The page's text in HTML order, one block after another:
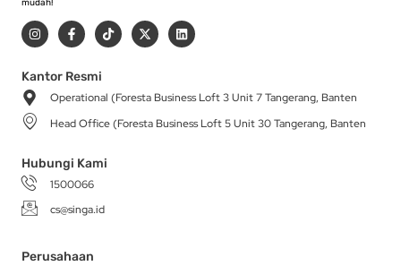
mudah!
I
n
s
a
g
r
a
m
F
a
c
b
o
-
T
i
k
X
-
t
t
r
L
i
n
i
Kantor Resmi
Operational (Foresta Business Loft 3 Unit 7 Tangerang, Banten
Head Office (Foresta Business Loft 5 Unit 30 Tangerang, Banten
Hubungi Kami
1500066
cs@singa.id
Perusahaan